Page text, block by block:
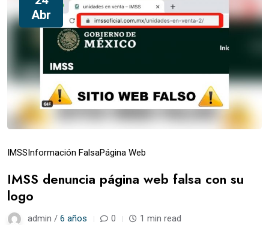
Abr
IMSSInformación FalsaPágina Web
IMSS denuncia página web falsa con su
logo
admin / 6 años 0 1 min read